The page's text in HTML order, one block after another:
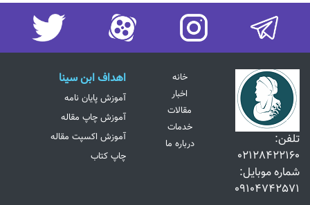
تلفن:
02128422160
شماره موبایل:
09104742571
اهداف ابن سینا
آموزش پایان نامه
آموزش چاپ مقاله
آموزش اکسپت مقاله
چاپ کتاب
خانه
اخبار
مقالات
خدمات
درباره ما